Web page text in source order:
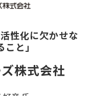
性化に欠かせな
こと」
株式会社